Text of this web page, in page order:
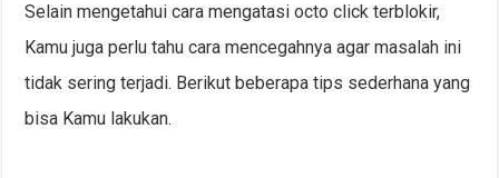
Selain mengetahui cara mengatasi octo click terblokir,
Kamu juga perlu tahu cara mencegahnya agar masalah ini
tidak sering terjadi. Berikut beberapa tips sederhana yang
bisa Kamu lakukan.